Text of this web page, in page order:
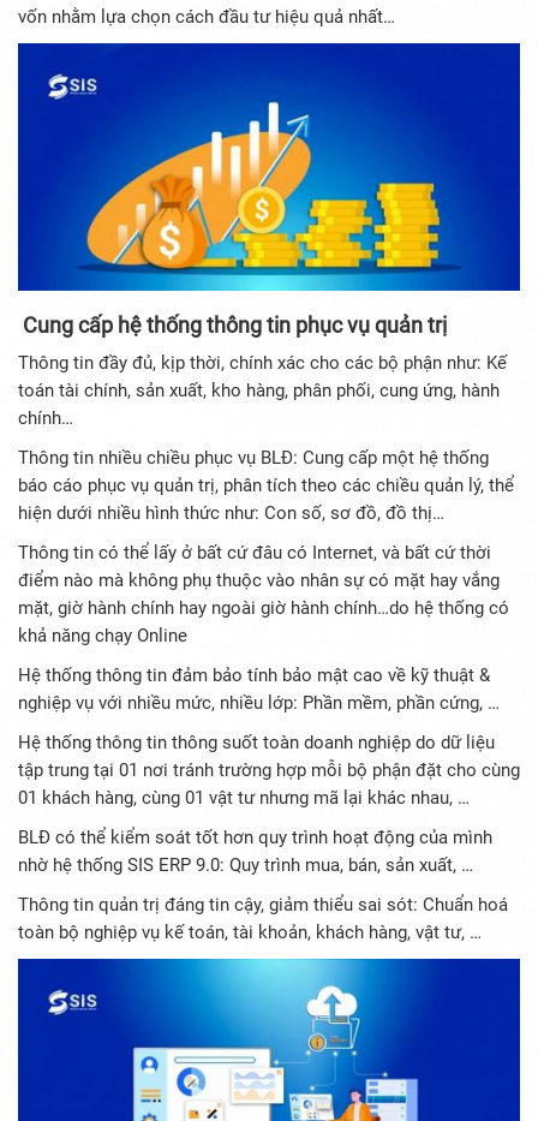
vốn nhằm lựa chọn cách đầu tư hiệu quả nhất…
Cung cấp hệ thống thông tin phục vụ quản trị
Thông tin đầy đủ, kịp thời, chính xác cho các bộ phận như: Kế
toán tài chính, sản xuất, kho hàng, phân phối, cung ứng, hành
chính…
Thông tin nhiều chiều phục vụ BLĐ: Cung cấp một hệ thống
báo cáo phục vụ quản trị, phân tích theo các chiều quản lý, thể
hiện dưới nhiều hình thức như: Con số, sơ đồ, đồ thị…
Thông tin có thể lấy ở bất cứ đâu có Internet, và bất cứ thời
điểm nào mà không phụ thuộc vào nhân sự có mặt hay vắng
mặt, giờ hành chính hay ngoài giờ hành chính…do hệ thống có
khả năng chạy Online
Hệ thống thông tin đảm bảo tính bảo mật cao về kỹ thuật &
nghiệp vụ với nhiều mức, nhiều lớp: Phần mềm, phần cứng, …
Hệ thống thông tin thông suốt toàn doanh nghiệp do dữ liệu
tập trung tại 01 nơi tránh trường hợp mỗi bộ phận đặt cho cùng
01 khách hàng, cùng 01 vật tư nhưng mã lại khác nhau, …
BLĐ có thể kiểm soát tốt hơn quy trình hoạt động của mình
nhờ hệ thống SIS ERP 9.0: Quy trình mua, bán, sản xuất, …
Thông tin quản trị đáng tin cậy, giảm thiểu sai sót: Chuẩn hoá
toàn bộ nghiệp vụ kế toán, tài khoản, khách hàng, vật tư, …